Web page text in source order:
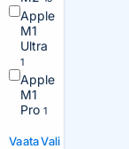
Apple
M1
Ultra
1
Apple
M1
Pro 1
VaataVali